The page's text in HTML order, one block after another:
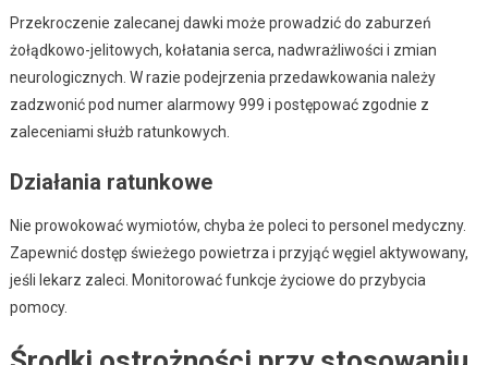
Przekroczenie zalecanej dawki może prowadzić do zaburzeń
żołądkowo-jelitowych, kołataniа serca, nadwrażliwości i zmian
neurologicznych. W razie podejrzenia przedawkowania należy
zadzwonić pod numer alarmowy 999 i postępować zgodnie z
zaleceniami służb ratunkowych.
Działania ratunkowe
Nie prowokować wymiotów, chyba że poleci to personel medyczny.
Zapewnić dostęp świeżego powietrza i przyjąć węgiel aktywowany,
jeśli lekarz zaleci. Monitorować funkcje życiowe do przybycia
pomocy.